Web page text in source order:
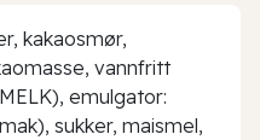
kakaosmør,
vannfritt
emulgator:
sukker, maismel,